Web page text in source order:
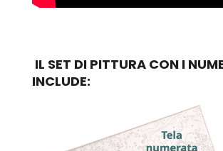
IL SET DI PITTURA CON I
INCLUDE: